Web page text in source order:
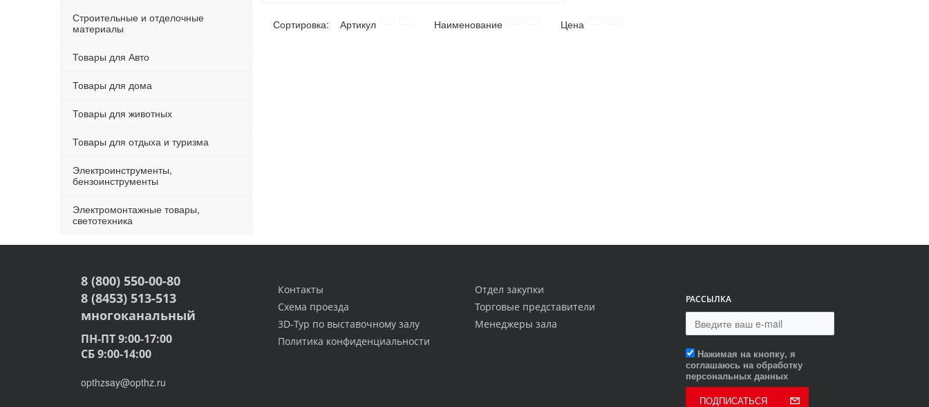
Строительные и отделочные
материалы
Товары для Авто
Товары для дома
Товары для животных
Товары для отдыха и туризма
Электроинструменты,
бензоинструменты
Электромонтажные товары,
светотехника
Сортировка: Артикул Наименование Цена
Отдел закупки
Торговые представители
Менеджеры зала
Контакты
Схема проезда
3D-Тур по выставочному залу
Политика конфиденциальности
РАССЫЛКА
Нажимая на кнопку, я
соглашаюсь на обработку
персональных данных
ПОДПИСАТЬСЯ
8 (800) 550-00-80
8 (8453) 513-513
многоканальный
ПН-ПТ 9:00-17:00
СБ 9:00-14:00
opthzsay@opthz.ru